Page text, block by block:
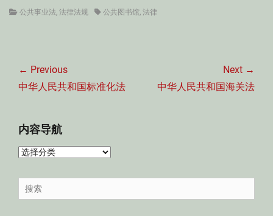
Categories
公共事业法, 法律法规 Tags公共图书馆, 法律
章
导
← Previous
Previous
中华人民共和国标准化法
Next →
中华人民共和国海关法
内容导航
内
导
航
Search
for: